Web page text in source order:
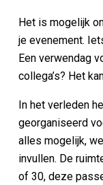
Het is mogelijk
je evenement.
Een verwendag
collega’s? Het
In het verleden
georganiseerd
alles mogelijk,
invullen. De
of 30, deze